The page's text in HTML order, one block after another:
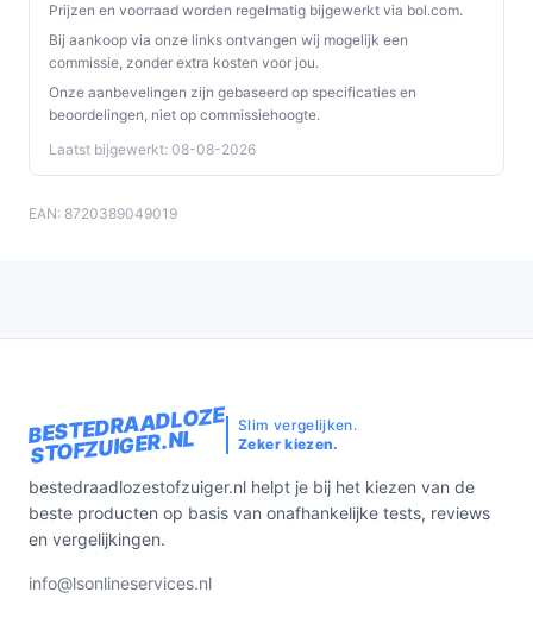
Prijzen en voorraad worden regelmatig bijgewerkt via bol.com.
Bij aankoop via onze links ontvangen wij mogelijk een
commissie, zonder extra kosten voor jou.
Onze aanbevelingen zijn gebaseerd op specificaties en
beoordelingen, niet op commissiehoogte.
Laatst bijgewerkt: 08-08-2026
EAN: 8720389049019
BESTEDRAADLOZE
STOFZUIGER.NL
Slim vergelijken.
Zeker kiezen.
bestedraadlozestofzuiger.nl helpt je bij het kiezen van de
beste producten op basis van onafhankelijke tests, reviews
en vergelijkingen.
info@lsonlineservices.nl